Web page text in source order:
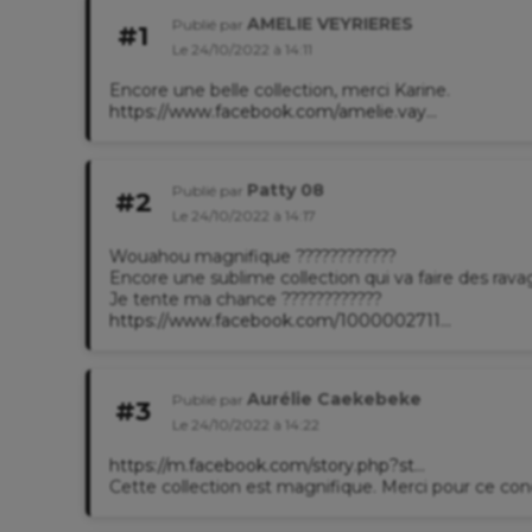
#1 Publié par AMELIE VEYRIERES
Le 24/10/2022 à 14:11
Encore une belle collection, merci Karine.
https://www.facebook.com/amelie.vay...
#2 Publié par Patty 08
Le 24/10/2022 à 14:17
Wouahou magnifique ????????????
Encore une sublime collection qui va faire des
Je tente ma chance ????????????
https://www.facebook.com/1000002711...
#3 Publié par Aurélie Caekebeke
Le 24/10/2022 à 14:22
https://m.facebook.com/story.php?st...
Cette collection est magnifique. Merci pour ce